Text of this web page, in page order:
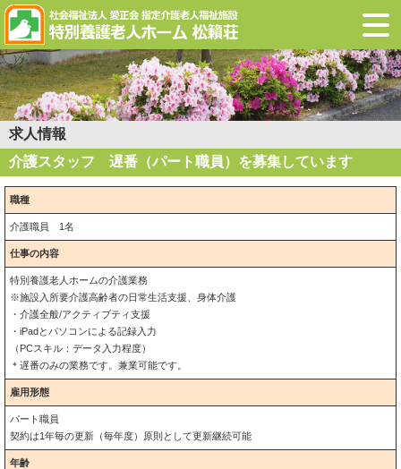
求人情報
介護スタッフ 遅番（パート職員）を募集しています
職種
介護職員 1名
仕事の内容
特別養護老人ホームの介護業務
※施設入所要介護高齢者の日常生活支援、身体介護
・介護全般/アクティブティ支援
・iPadとパソコンによる記録入力
（PCスキル：データ入力程度）
＊遅番のみの業務です。兼業可能です。
雇用形態
パート職員
契約は1年毎の更新（毎年度）原則として更新継続可能
年齢